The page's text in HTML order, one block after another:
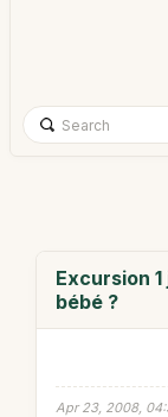
Excursion
bébé ?
Apr 23, 2008,